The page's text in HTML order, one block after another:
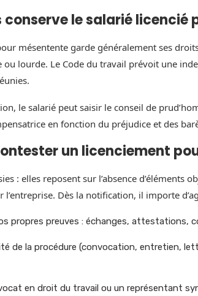
conserve le salarié licencié
mésentente garde généralement ses
ou lourde. Le Code du travail prévoit une
le salarié peut saisir le conseil de
en fonction du préjudice et des
un licenciement
: elles reposent sur l’absence d’éléments
l’entreprise. Dès la notification, il importe
propres preuves : échanges, attestations,
de la procédure (convocation, entretien,
en droit du travail ou un représentant